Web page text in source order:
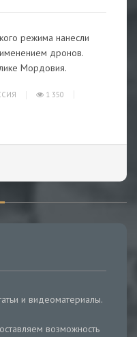
режима нанесли
дронов.
Мордовия.
1 350
и видеоматериалы.
возможность